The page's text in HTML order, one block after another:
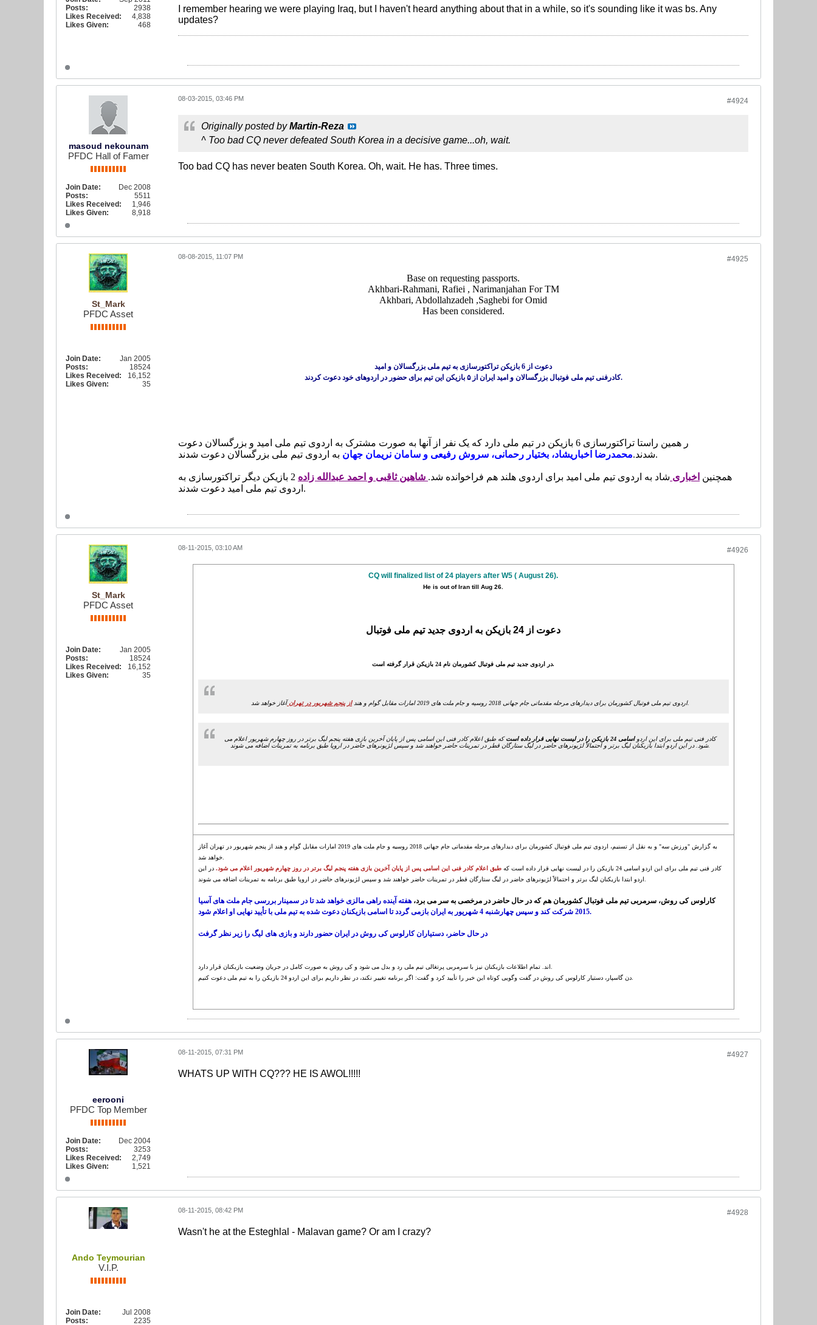
Posts:
2938
Likes Received:
4,838
Likes Given:
468
I remember hearing we were playing Iraq, but I haven't heard anything about that in a while, so it's sounding like it was bs. Any
updates?
masoud nekounam
PFDC Hall of Famer
Join Date:
Dec 2008
Posts:
5511
Likes Received:
1,946
Likes Given:
8,918
#4924
08-03-2015, 03:46 PM
Originally posted byMartin-Reza
^ Too bad CQ never defeated South Korea in a decisive game...oh, wait.
Too bad CQ has never beaten South Korea. Oh, wait. He has. Three times.
St_Mark
PFDC Asset
Join Date:
Jan 2005
Posts:
18524
Likes Received:
16,152
Likes Given:
35
#4925
08-08-2015, 11:07 PM
Base on requesting passports.
Akhbari-Rahmani, Rafiei , Narimanjahan For TM
Akhbari, Abdollahzadeh ,Saghebi for Omid
Has been considered.
دعوت از 6 بازیکن تراکتورسازی به تیم ملی بزرگسالان و امید
کادرفنی تیم ملی فوتبال بزرگسالان و امید ایران از ۵ بازیکن این تیم برای حضور در اردوهای خود دعوت کردند.
ر همین راستا تراکتورسازی 6 بازیکن در تیم ملی دارد که یک نفر از آنها به صورت مشترک به اردوی تیم ملی امید و بزرگسالان دعوت
شدند.محمدرضا اخباریشاد، بختیار رحمانی، سروش رفیعی و سامان نریمان جهان به اردوی تیم ملی بزرگسالان دعوت شدند.
همچنین اخباری شاد به اردوی تیم ملی امید برای اردوی هلند هم فراخوانده شد. شاهین ثاقبی و احمد عبدالله زاده
2 بازیکن دیگر تراکتورسازی به
اردوی تیم ملی امید دعوت شدند.
St_Mark
PFDC Asset
Join Date:
Jan 2005
Posts:
18524
Likes Received:
16,152
Likes Given:
35
#4926
08-11-2015, 03:10 AM
CQ will finalized list of 24 players after W5 ( August 26).
He is out of Iran till Aug 26.
دعوت از 24 بازیکن به اردوی جدید تیم ملی فوتبال
در اردوی جدید تیم ملی فوتبال کشورمان نام 24 بازیکن قرار گرفته است.
اردوی تیم ملی فوتبال کشورمان برای دیدارهای مرحله مقدماتی جام جهانی 2018 روسیه و جام ملت های 2019 امارات مقابل گوام و هند از پنجم شهریور در تهران آغاز خواهد شد.
کادر فنی تیم ملی برای این اردواسامی 24 بازیکن را در لیست نهایی قرار داده است
که طبق اعلام کادر فنی این اسامی پس از پایان آخرین بازی هفته پنجم لیگ برتر در روز چهارم شهریور اعلام می
شود. در این اردو ابتدا بازیکنان لیگ برتر و احتمالاً لژیونرهای حاضر در لیگ ستارگان قطر در تمرینات حاضر خواهند شد و سپس لژیونرهای حاضر در اروپا طبق برنامه به تمرینات اضافه می شوند.
به گزارش "ورزش سه" و به نقل از تسنیم، اردوی تیم ملی فوتبال کشورمان برای دیدارهای مرحله مقدماتی جام جهانی 2018 روسیه و جام ملت های 2019 امارات مقابل گوام و هند از پنجم شهریور در تهران آغاز
خواهد شد.
کادر فنی تیم ملی برای این اردو اسامی 24 بازیکن را در لیست نهایی قرار داده است که
طبق اعلام کادر فنی این اسامی پس از پایان آخرین بازی هفته پنجم لیگ برتر در روز چهارم شهریور اعلام می شود.در این
کارلوس کی روش، سرمربی تیم ملی فوتبال کشورمان هم که در حال حاضر در مرخصی به سر می برد، هفته آینده راهی مالزی خواهد شد تا در سمینار بررسی جام ملت های آسیا
2015 شرکت کند و سپس چهارشنبه 4 شهریور به ایران بازمی گردد تا اسامی بازیکنان دعوت شده به تیم ملی با تأیید نهایی او اعلام شود.
در حال حاضر، دستیاران کارلوس کی روش در ایران حضور دارند و بازی های لیگ را زیر نظر گرفت
دن گاسپار، دستیار کارلوس کی روش در گفت وگویی کوتاه این خبر را تأیید کرد و گفت: اگر برنامه تغییر نکند، در نظر داریم برای این اردو 24 بازیکن را به تیم ملی دعوت کنیم.
eerooni
PFDC Top Member
Join Date:
Dec 2004
Posts:
3253
Likes Received:
2,749
Likes Given:
1,521
#4927
08-11-2015, 07:31 PM
WHATS UP WITH CQ??? HE IS AWOL!!!!!
Ando Teymourian
V.I.P.
Join Date:
Jul 2008
Posts:
2235
#4928
08-11-2015, 08:42 PM
Wasn't he at the Esteghlal - Malavan game? Or am I crazy?